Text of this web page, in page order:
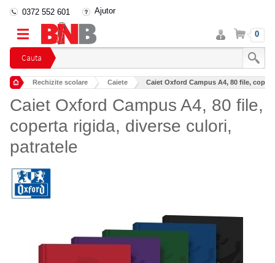
Cauta
0372 552 601 Ajutor
Intra
in
cont
Cos 0
Rechizite scolare Caiete Caiet Oxford Campus A4, 80 file,
Caiet Oxford Campus A4, 80 file,
coperta rigida, diverse culori,
patratele